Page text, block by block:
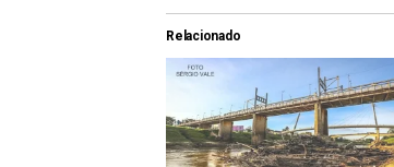
Relacionado